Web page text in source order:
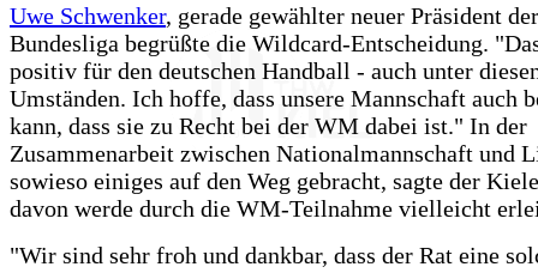
Uwe Schwenker, gerade gewählter neuer Präsident
Bundesliga begrüßte die Wildcard-Entscheidung.
positiv für den deutschen Handball - auch unter
Umständen. Ich hoffe, dass unsere Mannschaft auch
kann, dass sie zu Recht bei der WM dabei ist." In der
Zusammenarbeit zwischen Nationalmannschaft und
sowieso einiges auf den Weg gebracht, sagte der
davon werde durch die WM-Teilnahme vielleicht
"Wir sind sehr froh und dankbar, dass der Rat eine